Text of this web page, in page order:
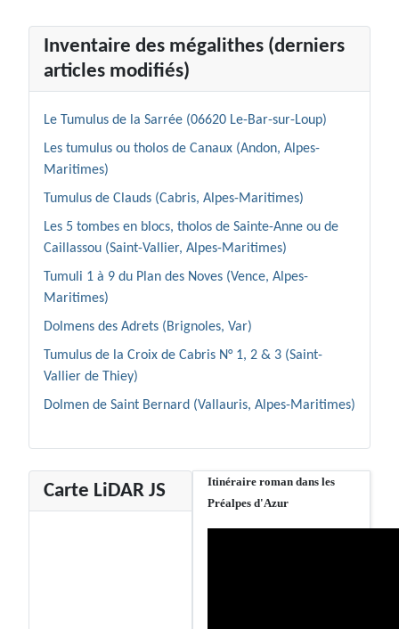
Inventaire des mégalithes (derniers
articles modifiés)
Le Tumulus de la Sarrée (06620 Le-Bar-sur-Loup)
Les tumulus ou tholos de Canaux (Andon, Alpes-
Maritimes)
Tumulus de Clauds (Cabris, Alpes-Maritimes)
Les 5 tombes en blocs, tholos de Sainte-Anne ou de
Caillassou (Saint-Vallier, Alpes-Maritimes)
Tumuli 1 à 9 du Plan des Noves (Vence, Alpes-
Maritimes)
Dolmens des Adrets (Brignoles, Var)
Tumulus de la Croix de Cabris N° 1, 2 & 3 (Saint-
Vallier de Thiey)
Dolmen de Saint Bernard (Vallauris, Alpes-Maritimes)
Carte LiDAR JS
Itinéraire roman dans les
Préalpes d'Azur